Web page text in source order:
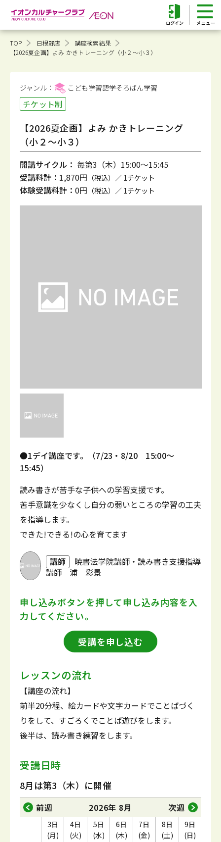
ログイン
TOP 日根野店
講座検索結果
【2026夏企画】よみ かきトレーニング（小２～小３）
ジャンル： こども学習語学そろばん学習
チケット制
【2026夏企画】よみ かきトレーニング
（小２～小３）
開講サイクル： 毎第3（木）15:00～15:45
受講料計： 1,870円 （税込）／ 1チケット
体験受講料計： 0円 （税込）／ 1チケット
●1デイ講座です。（7/23・8/20 15:00～
15:45）
読み書きが苦手な子供への学習支援です。
苦手意識を少なくし自分の弱いところの学習の工夫
を指導します。
できた!できる!の心を育てます
講師
暁書法学院講師・読み書き支援指導
講師 浦 彩景
申し込みボタンを押して申し込み内容を入
力してください。
受講を申し込む
レッスンの流れ
【講座の流れ】
前半20分程、絵カードや文字カードでことばづく
りをして、すごろくでことば遊びをします。
後半は、読み書き練習をします。
受講日時
8月は第3（木）に開催
前週 2026年 8月 次週
3日
(月)
4日
(火)
5日
(水)
6日
(木)
7日
(金)
8日
(土)
9日
(日)